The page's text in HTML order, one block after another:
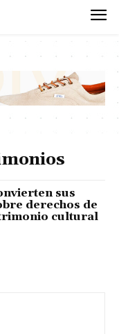
sus
derechos de
cultural